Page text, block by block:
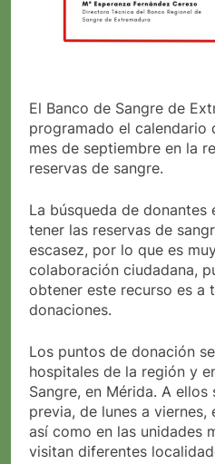
El Banco de Sangre de
programado el calendario
mes de septiembre en la
reservas de sangre.
La búsqueda de donantes
tener las reservas de
escasez, por lo que es
colaboración ciudadana,
obtener este recurso es a
donaciones.
Los puntos de donación
hospitales de la región y
Sangre, en Mérida. A
previa, de lunes a viernes,
así como en las unidades
visitan diferentes